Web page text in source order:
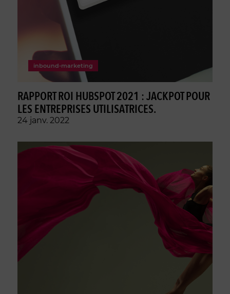
inbound-marketing
RAPPORT ROI HUBSPOT 2021 : JACKPOT POUR
LES ENTREPRISES UTILISATRICES.
24 janv. 2022